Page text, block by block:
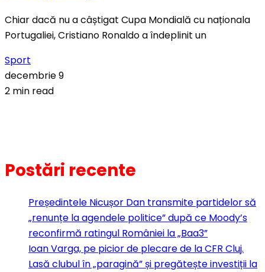
Chiar dacă nu a câștigat Cupa Mondială cu naționala
Portugaliei, Cristiano Ronaldo a îndeplinit un
Sport
decembrie 9
2 min read
Postări recente
Președintele Nicușor Dan transmite partidelor să
„renunțe la agendele politice” după ce Moody’s
reconfirmă ratingul României la „Baa3”
Ioan Varga, pe picior de plecare de la CFR Cluj.
Lasă clubul în „paragină” și pregătește investiții la